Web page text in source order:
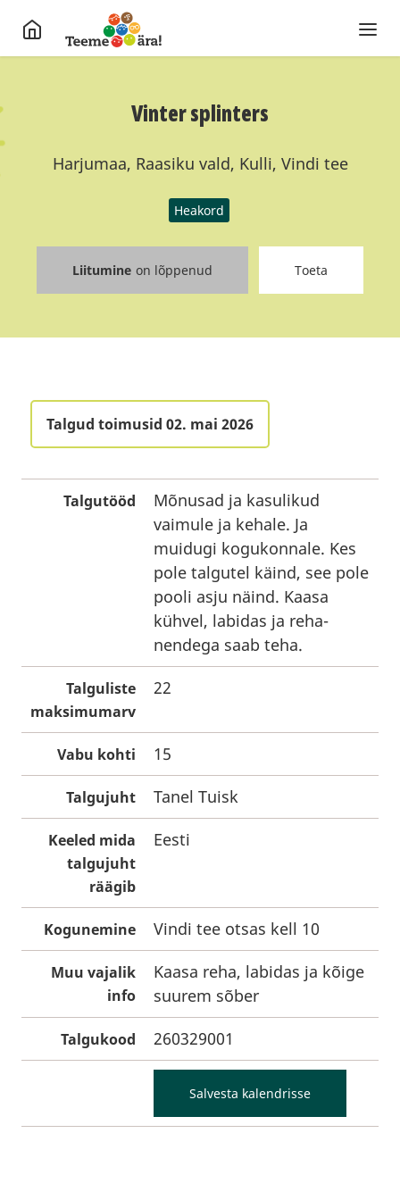
Vinter splinters
Harjumaa, Raasiku vald, Kulli, Vindi tee
Heakord
Liitumine on lõppenud Toeta
Talgud toimusid 02. mai 2026
Talgutööd
Mõnusad ja kasulikud
vaimule ja kehale. Ja
muidugi kogukonnale. Kes
pole talgutel käind, see pole
pooli asju näind. Kaasa
kühvel, labidas ja reha-
nendega saab teha.
Talguliste
maksimumarv
22
Vabu kohti 15
Talgujuht Tanel Tuisk
Keeled mida
talgujuht
räägib
Eesti
Kogunemine Vindi tee otsas kell 10
Muu vajalik
info
Kaasa reha, labidas ja kõige
suurem sõber
Talgukood 260329001
Salvesta kalendrisse